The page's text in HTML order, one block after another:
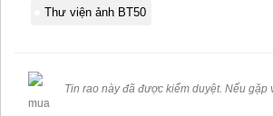
Thư viện ảnh BT50
Tin rao này đã được kiểm duyệt. Nếu gặp